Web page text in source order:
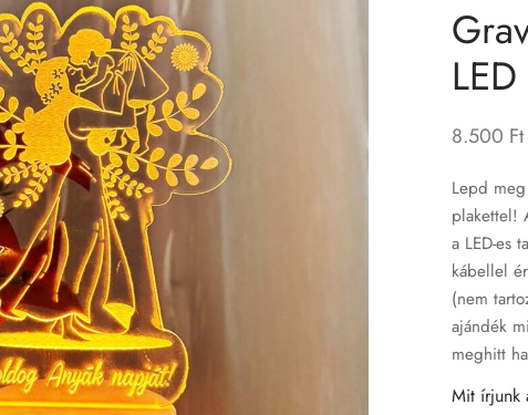
8.500 Ft
Lepd
plakettel!
a LED-es
kábellel
(nem
ajándék
meghitt
Mit írjunk